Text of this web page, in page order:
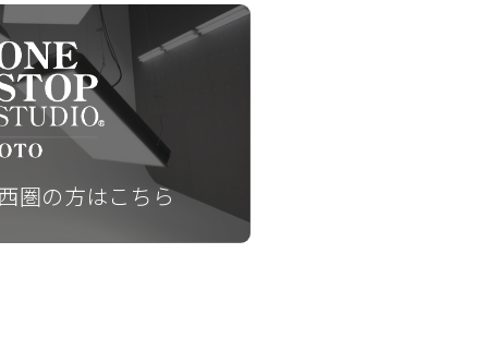
圏の方はこちら